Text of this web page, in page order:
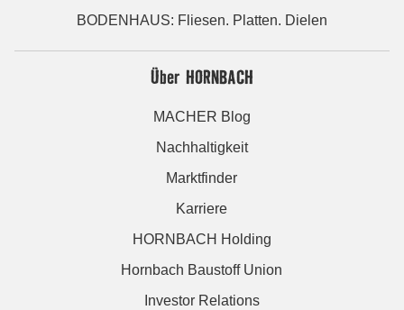
BODENHAUS: Fliesen. Platten. Dielen
Über HORNBACH
MACHER Blog
Nachhaltigkeit
Marktfinder
Karriere
HORNBACH Holding
Hornbach Baustoff Union
Investor Relations